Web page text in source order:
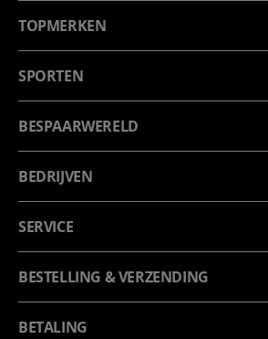
TOPMERKEN
SPORTEN
BESPAARWERELD
BEDRIJVEN
SERVICE
BESTELLING & VERZENDING
BETALING